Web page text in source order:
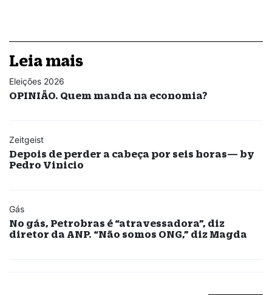
Leia mais
Eleições 2026
OPINIÃO. Quem manda na economia?
Zeitgeist
Depois de perder a cabeça por seis horas— by
Pedro Vinicio
Gás
No gás, Petrobras é “atravessadora”, diz
diretor da ANP. “Não somos ONG,” diz Magda